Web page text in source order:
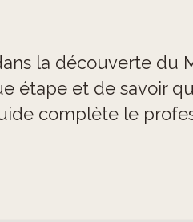
la découverte du
étape et de savoir
complète le